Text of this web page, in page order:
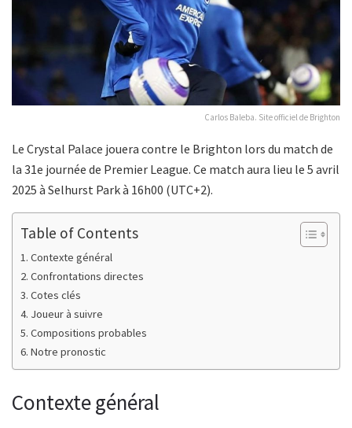
Carlos Baleba. Site officiel de Brighton
Le Crystal Palace jouera contre le Brighton lors du match de
la 31e journée de Premier League. Ce match aura lieu le 5 avril
2025 à Selhurst Park à 16h00 (UTC+2).
Table of Contents
Contexte général
Confrontations directes
Cotes clés
Joueur à suivre
Compositions probables
Notre pronostic
Contexte général